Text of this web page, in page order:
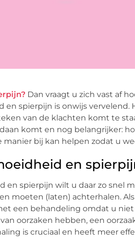
Dan vraagt u zich vast af
spierpijn is onwijs
van de klachten komt te
komt en nog belangrijker:
bij kan helpen zodat u
en
spierpijn wilt u daar zo snel
moeten (laten) achterhalen.
een behandeling omdat u
oorzaken hebben, een
is cruciaal en heeft meer